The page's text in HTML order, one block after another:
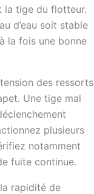
la tige du flotteur.
d’eau soit stable
la fois une bonne
des ressorts
Une tige mal
plusieurs
notamment
fuite continue.
rapidité de